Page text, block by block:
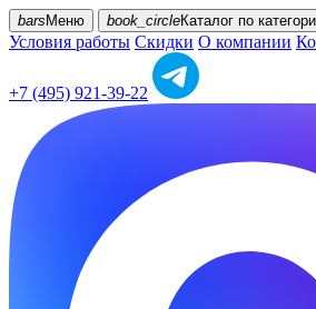
bars Меню book_circleКаталог по
Условия работы Скидки О компании
+7 (495) 921-39-22